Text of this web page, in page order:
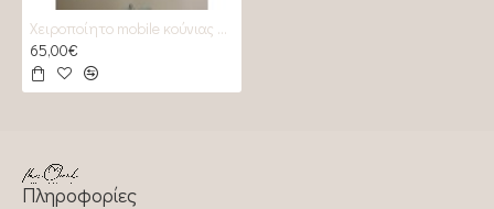
Χειροποίητο mobile κούνιας grey Elephants and Stars
65,00€
Πληροφορίες